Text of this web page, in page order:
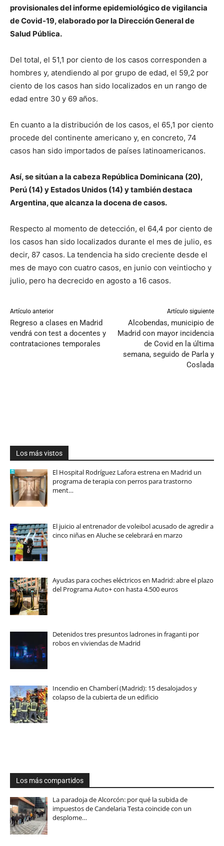
provisionales del informe epidemiológico de vigilancia
de Covid-19, elaborado por la Dirección General de
Salud Pública.
Del total, el 51,1 por ciento de los casos corresponden a
hombres y, atendiendo al por grupo de edad, el 59,2 por
ciento de los casos han sido localizados en un rango de
edad entre 30 y 69 años.
En cuanto a la distribución de los casos, el 65,1 por ciento
procede del continente americano y, en concreto, 74
casos han sido importados de países latinoamericanos.
Así, se sitúan a la cabeza República Dominicana (20),
Perú (14) y Estados Unidos (14) y también destaca
Argentina, que alcanza la docena de casos.
Respecto al momento de detección, el 64,4 por ciento de
los casos han sido localizados durante el mes de julio, es
decir, 87 casos. La tendencia ha sido creciente desde el
mes de mayo con cuatro casos, en junio con veintiocho y
julio, pero ha decrecido en agosto a 16 casos.
Artículo anterior
Regreso a clases en Madrid
vendrá con test a docentes y
contrataciones temporales
Artículo siguiente
Alcobendas, municipio de
Madrid con mayor incidencia
de Covid en la última
semana, seguido de Parla y
Coslada
Los más vistos
El Hospital Rodríguez Lafora estrena en Madrid un
programa de terapia con perros para trastorno
ment…
El juicio al entrenador de voleibol acusado de agredir a
cinco niñas en Aluche se celebrará en marzo
Ayudas para coches eléctricos en Madrid: abre el plazo
del Programa Auto+ con hasta 4.500 euros
Detenidos tres presuntos ladrones in fraganti por
robos en viviendas de Madrid
Incendio en Chamberí (Madrid): 15 desalojados y
colapso de la cubierta de un edificio
Los más compartidos
La paradoja de Alcorcón: por qué la subida de
impuestos de Candelaria Testa coincide con un
desplome…